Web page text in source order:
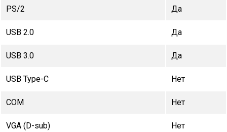
PS/2 Да
USB 2.0 Да
USB 3.0 Да
USB Type-C Нет
COM Нет
VGA (D-sub) Нет